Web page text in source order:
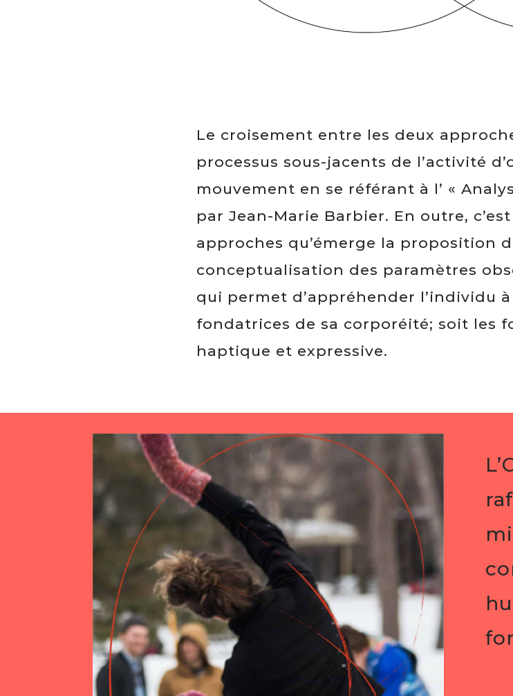
Le croisement entre les deux
processus sous-jacents de l’activité
mouvement en se référant à l’ «
par Jean-Marie Barbier. En outre,
approches qu’émerge la proposition
conceptualisation des paramètres
qui permet d’appréhender l’individu
fondatrices de sa corporéité; soit les
haptique et expressive.